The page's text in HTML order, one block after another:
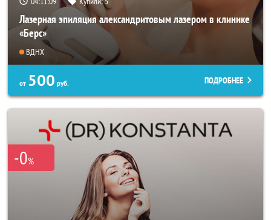
Лазерная эпиляция александритовым лазером в клинике
«Берс»
ВДНХ
от 500 руб. ПОДРОБНЕЕ
-0%